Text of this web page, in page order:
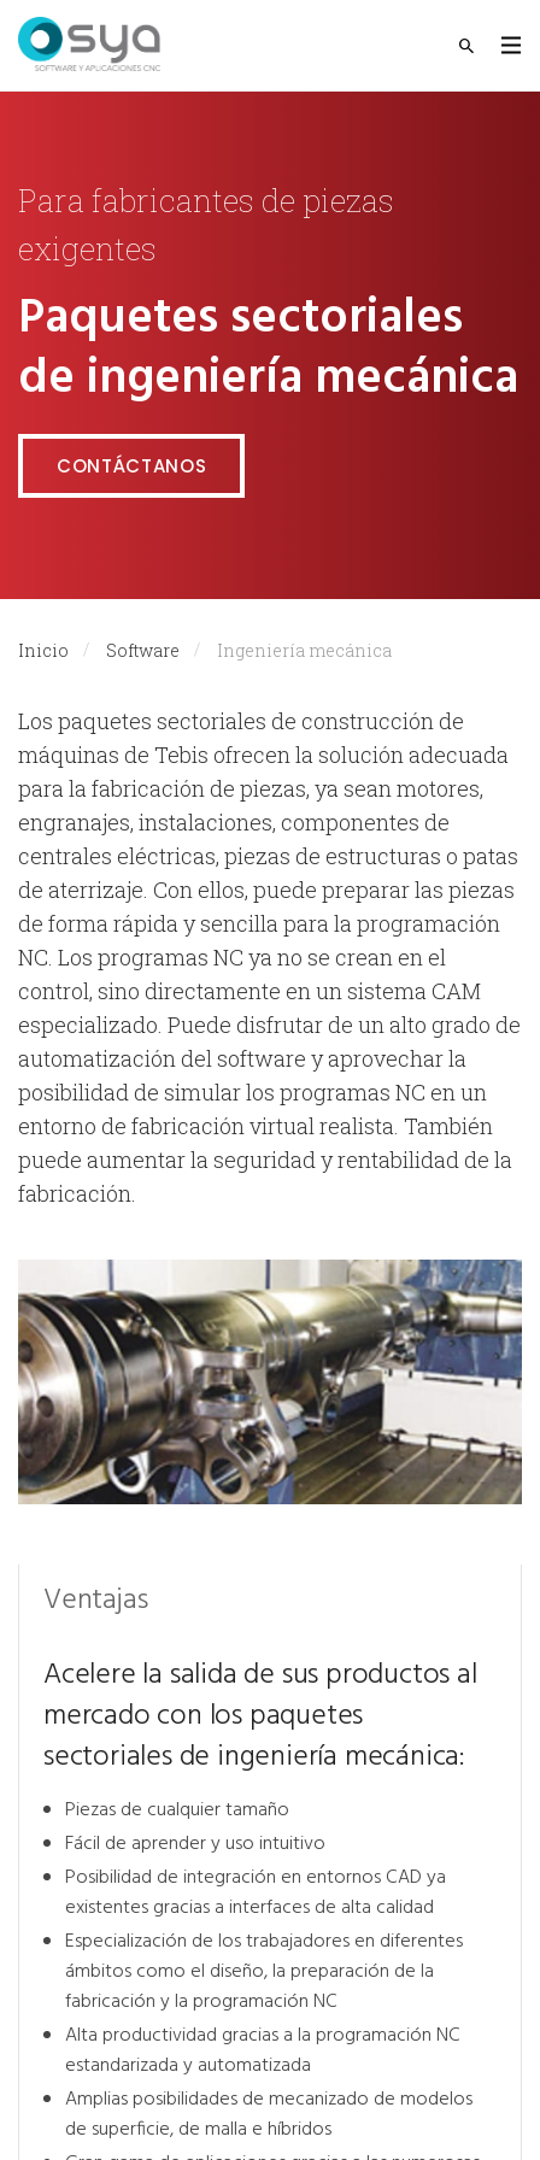
Para fabricantes de piezas
exigentes
Paquetes sectoriales
de ingeniería mecánica
CONTÁCTANOS
Inicio Software Ingeniería mecánica
Los paquetes sectoriales de construcción de
máquinas de Tebis ofrecen la solución adecuada
para la fabricación de piezas, ya sean motores,
engranajes, instalaciones, componentes de
centrales eléctricas, piezas de estructuras o patas
de aterrizaje. Con ellos, puede preparar las piezas
de forma rápida y sencilla para la programación
NC. Los programas NC ya no se crean en el
control, sino directamente en un sistema CAM
especializado. Puede disfrutar de un alto grado de
automatización del software y aprovechar la
posibilidad de simular los programas NC en un
entorno de fabricación virtual realista. También
puede aumentar la seguridad y rentabilidad de la
fabricación.
Ventajas
Acelere la salida de sus productos al
mercado con los paquetes
sectoriales de ingeniería mecánica:
Piezas de cualquier tamaño
Fácil de aprender y uso intuitivo
Posibilidad de integración en entornos CAD ya
existentes gracias a interfaces de alta calidad
Especialización de los trabajadores en diferentes
ámbitos como el diseño, la preparación de la
fabricación y la programación NC
Alta productividad gracias a la programación NC
estandarizada y automatizada
Amplias posibilidades de mecanizado de modelos
de superficie, de malla e híbridos